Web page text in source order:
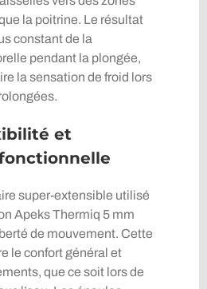
la poitrine. Le résultat
constant de la
pendant la plongée,
la sensation de froid lors
et
super-extensible utilisé
Apeks Thermiq 5 mm
de mouvement. Cette
le confort général et
que ce soit lors de